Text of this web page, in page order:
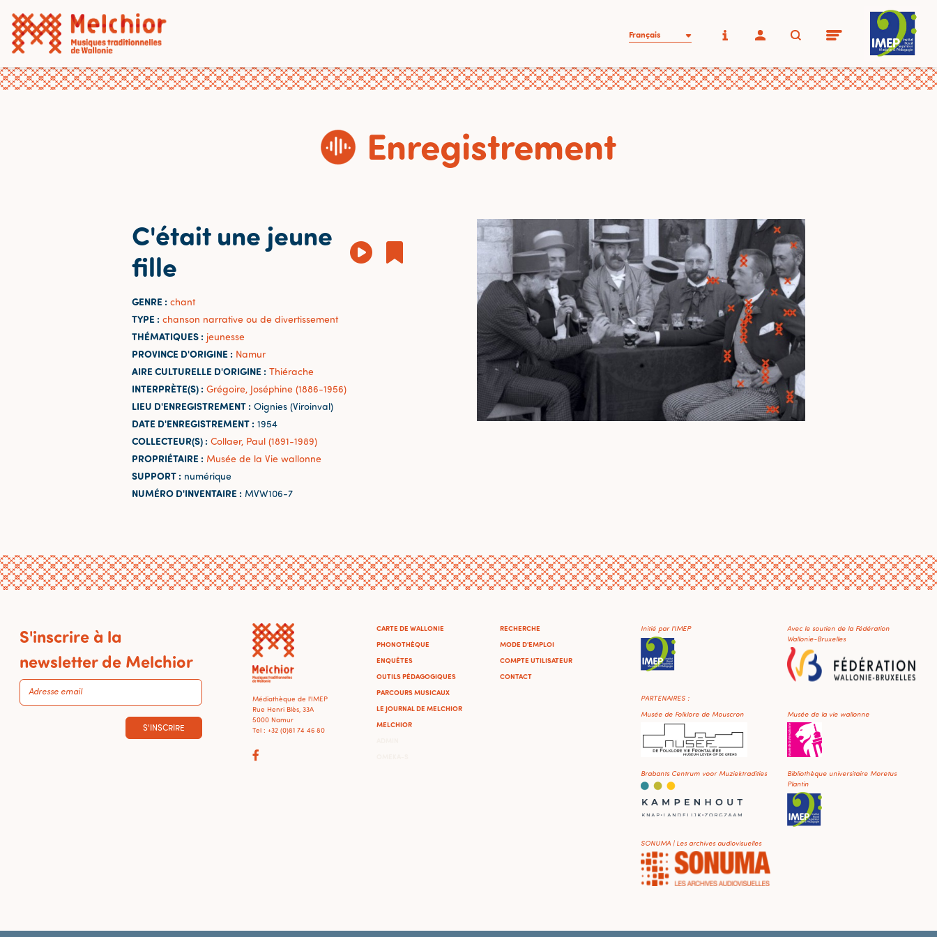
Français
Enregistrement
C'était une jeune
fille
GENRE : chant
TYPE : chanson narrative ou de divertissement
THÉMATIQUES : jeunesse
PROVINCE D'ORIGINE : Namur
AIRE CULTURELLE D'ORIGINE : Thiérache
INTERPRÈTE(S) : Grégoire, Joséphine (1886-1956)
LIEU D'ENREGISTREMENT : Oignies (Viroinval)
DATE D'ENREGISTREMENT : 1954
COLLECTEUR(S) : Collaer, Paul (1891-1989)
PROPRIÉTAIRE : Musée de la Vie wallonne
SUPPORT : numérique
NUMÉRO D'INVENTAIRE : MVW106-7
S'inscrire à la
newsletter de Melchior
S'INSCRIRE
Médiathèque de l'IMEP
Rue Henri Blès, 33A
5000 Namur
Tel : +32 (0)81 74 46 80
CARTE DE WALLONIE
PHONOTHÈQUE
ENQUÊTES
OUTILS PÉDAGOGIQUES
PARCOURS MUSICAUX
LE JOURNAL DE MELCHIOR
MELCHIOR
RECHERCHE
MODE D'EMPLOI
COMPTE UTILISATEUR
CONTACT
Initié par l'IMEP
Avec le soutien de la Fédération
Wallonie-Bruxelles
PARTENAIRES :
Musée de Folklore de Mouscron
Musée de la vie wallonne
Brabants Centrum voor Muziektradities
Bibliothèque universitaire Moretus
Plantin
SONUMA | Les archives audiovisuelles